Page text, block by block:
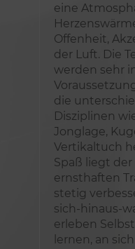
eine
Offenheit,
der Luft. Die
werden sehr
die
Disziplinen
Jonglage,
Vertikaltuch
Spaß liegt
ernsthaften
stetig
sich-hinaus-
erleben
lernen, an